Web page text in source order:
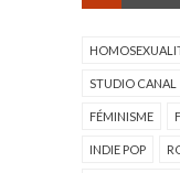
STUDIO CANAL
FÉMINISME
INDIE POP